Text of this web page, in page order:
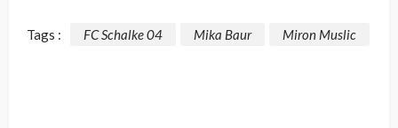
Tags : FC Schalke 04 Mika Baur Miron Muslic